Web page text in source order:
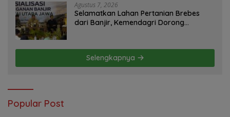
Agustus 7, 2026
Selamatkan Lahan Pertanian Brebes
dari Banjir, Kemendagri Dorong
Selengkapnya
Popular Post